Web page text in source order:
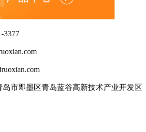
3377
岛市即墨区青岛蓝谷高新技术产业开发区